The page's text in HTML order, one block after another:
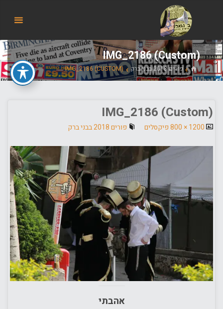
של
אודי
בורג
IMG_2186 (Custom)
ביתפורים 2018 בבני ברק IMG_2186 (CUSTOM)
IMG_2186 (Custom)
גודל1200 × 800 פיקסלים פורים 2018 בבני ברק
אהבתי